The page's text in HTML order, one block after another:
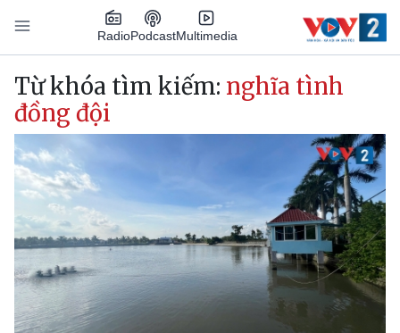
Nhảy đến nội dung
RadioPodcastMultimedia
Main navigation
Từ khóa tìm kiếm: nghĩa tình
đồng đội